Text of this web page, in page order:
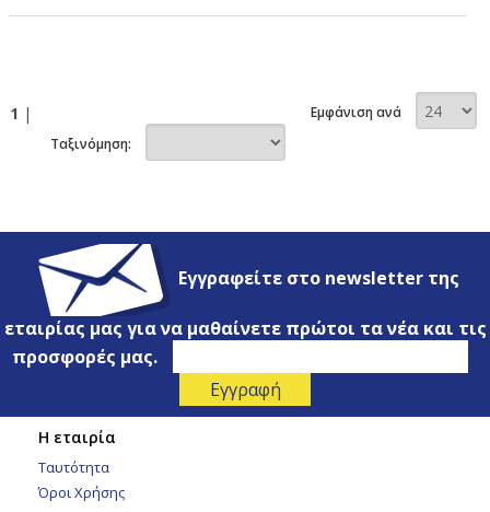
1 |
Εμφάνιση ανά
Ταξινόμηση:
Εγγραφείτε στο newsletter της
εταιρίας μας για να μαθαίνετε πρώτοι τα νέα και τις
προσφορές μας.
Η εταιρία
Ταυτότητα
Όροι Χρήσης